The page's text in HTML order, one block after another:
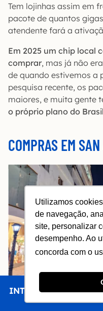
Utilizamos
de navegação,
site, personalizar
desempenho. Ao
concorda com o
INTRO CHEGAR
Tem lojinhas assim em
pacote de quantos
atendente fará a
Em 2025 um chip local
comprar, mas já não
de quando estivemos a
pesquisa recente, os
maiores, e muita gente
o próprio plano do
COMPRAS EM
Peatonal –